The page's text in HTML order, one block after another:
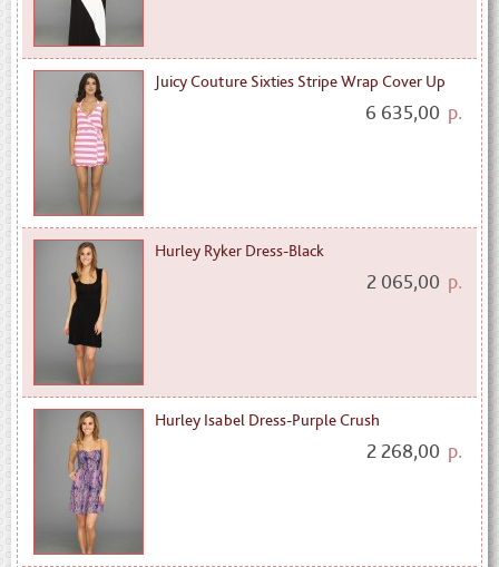
Juicy Couture Sixties Stripe Wrap Cover Up
6 635,00 р.
Hurley Ryker Dress-Black
2 065,00 р.
Hurley Isabel Dress-Purple Crush
2 268,00 р.